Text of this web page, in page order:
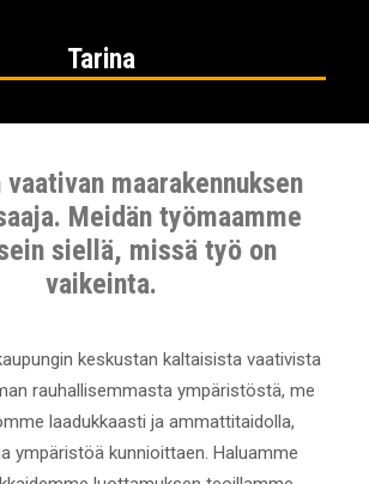
Tarina
vaativan maarakennuksen
Meidän työmaamme
siellä, missä työ on
vaikeinta.
keskustan kaltaisista vaativista
rauhallisemmasta ympäristöstä, me
laadukkaasti ja ammattitaidolla,
ympäristöä kunnioittaen. Haluamme